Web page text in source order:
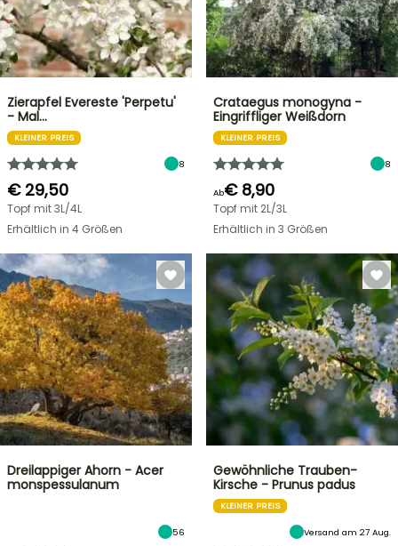
Zierapfel Evereste 'Perpetu'
- Mal…
KLEINER PREIS
8
€ 29,50
Topf mit 3L/4L
Erhältlich in 4 Größen
Crataegus monogyna -
Eingriffliger Weißdorn
KLEINER PREIS
8
Ab€ 8,90
Topf mit 2L/3L
Erhältlich in 3 Größen
Dreilappiger Ahorn - Acer
monspessulanum
56
Gewöhnliche Trauben-
Kirsche - Prunus padus
KLEINER PREIS
Versand am 27 Aug.